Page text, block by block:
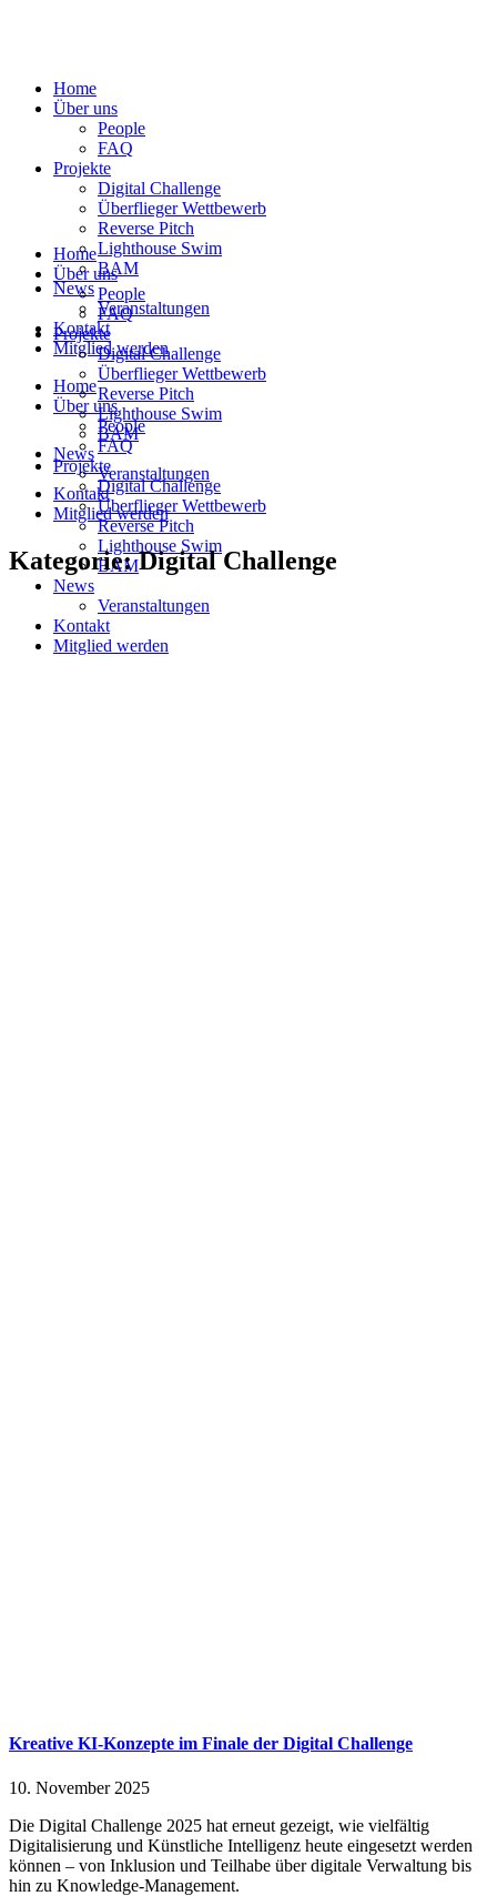
Home
Über uns
People
FAQ
Projekte
Digital Challenge
Überflieger Wettbewerb
Reverse Pitch
Lighthouse Swim
BAM
News
Veranstaltungen
Kontakt
Mitglied werden
Home
Über uns
People
FAQ
Projekte
Digital Challenge
Überflieger Wettbewerb
Reverse Pitch
Lighthouse Swim
BAM
News
Veranstaltungen
Kontakt
Mitglied werden
Home
Über uns
People
FAQ
Projekte
Digital Challenge
Überflieger Wettbewerb
Reverse Pitch
Lighthouse Swim
BAM
News
Veranstaltungen
Kontakt
Mitglied werden
Kategorie: Digital Challenge
Kreative KI-Konzepte im Finale der Digital Challenge
10. November 2025
Die Digital Challenge 2025 hat erneut gezeigt, wie vielfältig
Digitalisierung und Künstliche Intelligenz heute eingesetzt werden
können – von Inklusion und Teilhabe über digitale Verwaltung bis
hin zu Knowledge-Management.